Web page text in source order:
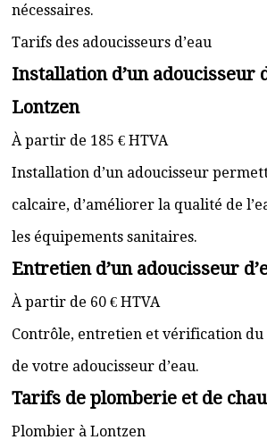
nécessaires.
Tarifs des adoucisseurs d’eau
Installation d’un adoucisseur
Lontzen
À partir de 185 € HTVA
Installation d’un adoucisseur
calcaire, d’améliorer la qualité de
les équipements sanitaires.
Entretien d’un adoucisseur
À partir de 60 € HTVA
Contrôle, entretien et vérification
de votre adoucisseur d’eau.
Tarifs de plomberie et de
Plombier à Lontzen